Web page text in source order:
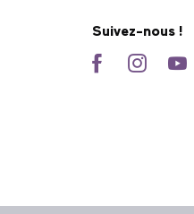
Suivez-nous !